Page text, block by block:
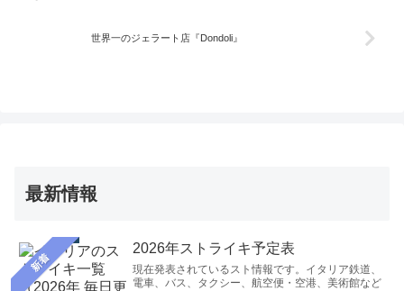
世界一のジェラート店『Dondoli』
最新情報
新着
2026年ストライキ予定表
現在発表されているスト情報です。イタリア鉄道、
電車、バス、タクシー、航空便・空港、美術館など